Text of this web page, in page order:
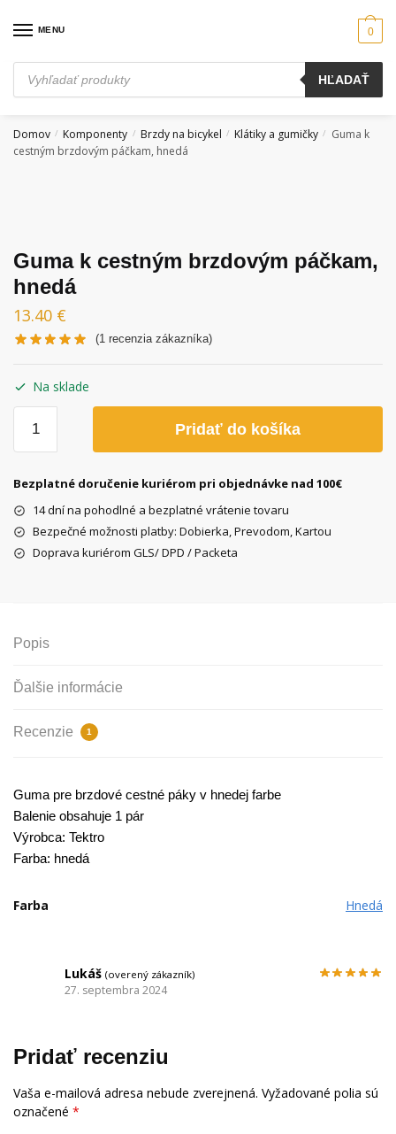
MENU
Products
search
HĽADAŤ
0
Domov / Komponenty / Brzdy na bicykel / Klátiky a gumičky /
Guma k
cestným brzdovým páčkam, hnedá
Guma k cestným brzdovým páčkam,
hnedá
13.40 €
(1 recenzia zákazníka)
Na sklade
Guma
cestným
Pridať do košíka
Bezplatné doručenie kuriérom pri objednávke nad 100€
14 dní na pohodlné a bezplatné vrátenie tovaru
Bezpečné možnosti platby: Dobierka, Prevodom, Kartou
Doprava kuriérom GLS/ DPD / Packeta
Popis
Ďalšie informácie
Recenzie 1
Guma pre brzdové cestné páky v hnedej farbe
Balenie obsahuje 1 pár
Výrobca: Tektro
Farba: hnedá
Farba Hnedá
Lukáš (overený zákazník)
27. septembra 2024
Pridať recenziu
Vaša e-mailová adresa nebude zverejnená. Vyžadované polia sú
označené *